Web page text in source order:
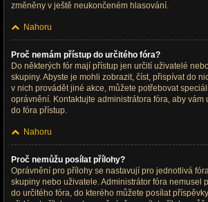
změněny v ještě neukončeném hlasování.
Nahoru
Proč nemám přístup do určitého fóra?
Do některých fór mají přístup jen určití uživatelé
skupiny. Abyste je mohli zobrazit, číst, přispívat do
v nich provádět jiné akce, můžete potřebovat
oprávnění. Kontaktujte administrátora fóra, aby vám
do fóra přístup.
Nahoru
Proč nemůžu posílat přílohy?
Oprávnění pro přílohy se nastavují pro jednotlivá
skupiny nebo uživatele. Administrátor fóra nemusel
do určitého fóra, do kterého můžete posílat